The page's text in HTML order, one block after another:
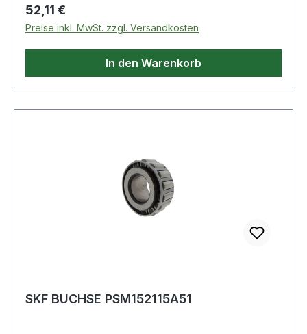
Regulärer Preis:
52,11 €
Preise inkl. MwSt. zzgl. Versandkosten
In den Warenkorb
SKF BUCHSE PSM152115A51